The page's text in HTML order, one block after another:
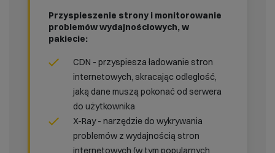
Przyspieszenie strony i monitorowanie
problemów wydajnościowych, w
pakiecie:
CDN - przyspiesza ładowanie stron
internetowych, skracając odległość,
jaką dane muszą pokonać od serwera
do użytkownika
X-Ray - narzędzie do wykrywania
problemów z wydajnością stron
internetowych (w tym popularnych